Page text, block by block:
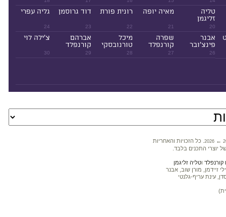
20
טליה
זליגמן
21
מאיה יופה
22
רונית פורת
23
דוד גרוסמן
24
גליה עפרי
26
אבנר
פינצ'ובר
27
שפרה
קורנפלד
28
מיכל
טורנובסקי
29
אברהם
קורנפלד
30
צ'ילה לוי
2026 ←
. כל הזכויות והאחריות
יוצרי התכנים בלבד.
וטליה זליגמן
זיידמן, מורן שוב, אבנר
עינת עריף-גלנטי